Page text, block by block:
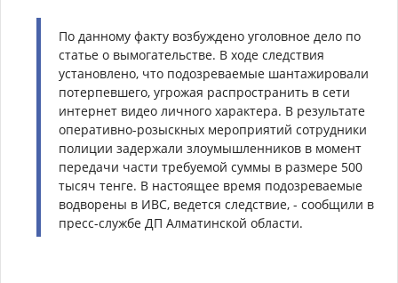
По данному факту возбуждено уголовное дело по
статье о вымогательстве. В ходе следствия
установлено, что подозреваемые шантажировали
потерпевшего, угрожая распространить в сети
интернет видео личного характера. В результате
оперативно-розыскных мероприятий сотрудники
полиции задержали злоумышленников в момент
передачи части требуемой суммы в размере 500
тысяч тенге. В настоящее время подозреваемые
водворены в ИВС, ведется следствие, - сообщили в
пресс-службе ДП Алматинской области.